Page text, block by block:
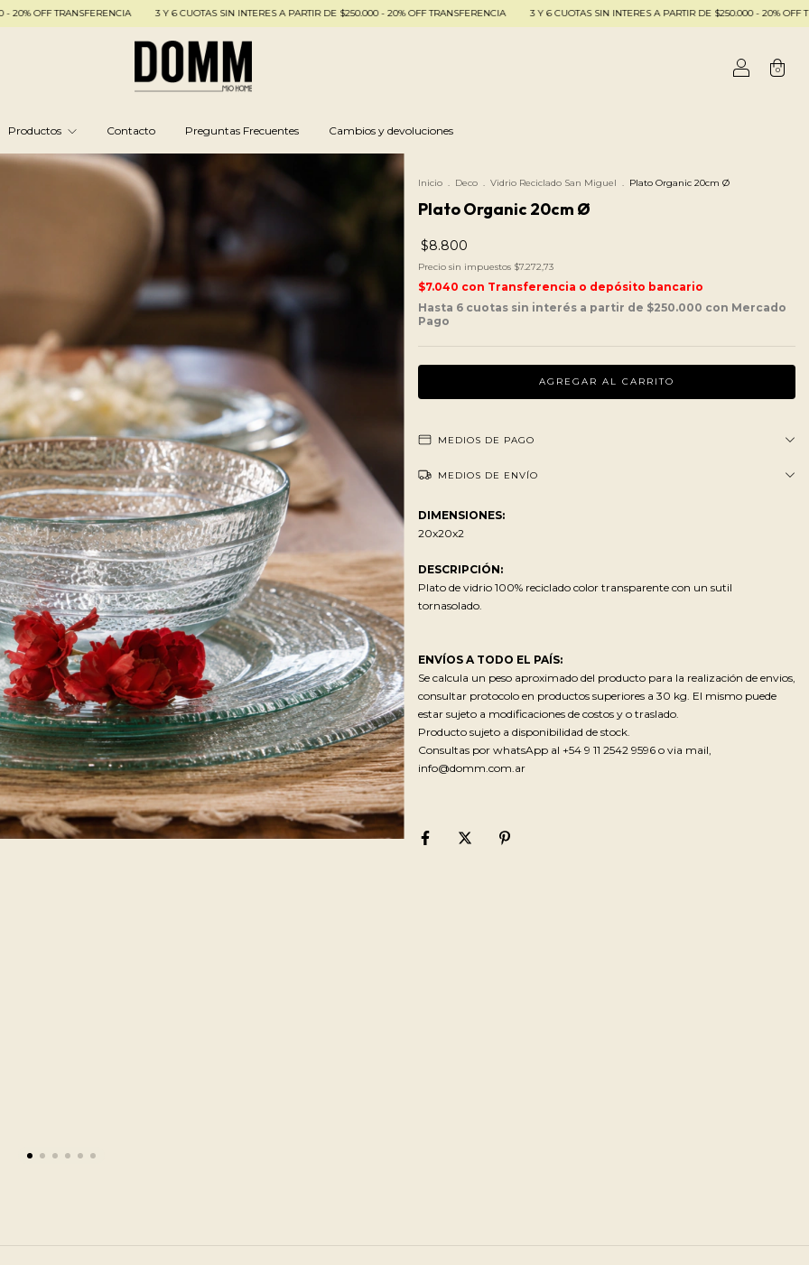
3 Y 6 CUOTAS SIN INTERES A PARTIR DE $250.000 - 20% OFF TRANSFERENCIA 3 Y 6 CUOTAS SIN INTERES A PARTIR DE $250.000 - 20% OFF TRANSFERENCIA
0
Productos Contacto Preguntas Frecuentes Cambios y devoluciones
Inicio . Deco . Vidrio Reciclado San Miguel . Plato Organic 20cm Ø
Plato Organic 20cm Ø
$8.800
Precio sin impuestos $7.272,73
$7.040 con Transferencia o depósito bancario
MEDIOS DE PAGO
MEDIOS DE ENVÍO
DIMENSIONES:
20x20x2
DESCRIPCIÓN:
Plato de vidrio 100% reciclado color transparente con un sutil
tornasolado.
ENVÍOS A TODO EL PAÍS:
Se calcula un peso aproximado del producto para la realización de envios,
consultar protocolo en productos superiores a 30 kg. El mismo puede
estar sujeto a modificaciones de costos y o traslado.
Producto sujeto a disponibilidad de stock.
Consultas por whatsApp al +54 9 11 2542 9596 o via mail,
info@domm.com.ar